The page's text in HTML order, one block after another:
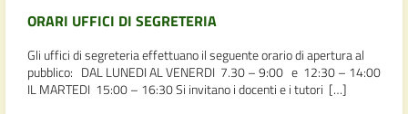
ORARI UFFICI DI SEGRETERIA
Gli uffici di segreteria effettuano il seguente orario di apertura al
pubblico: DAL LUNEDI AL VENERDI 7.30 – 9:00 e 12:30 – 14:00
IL MARTEDI 15:00 – 16:30 Si invitano i docenti e i tutori […]